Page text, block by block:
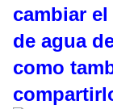
cambiar
de agua
como